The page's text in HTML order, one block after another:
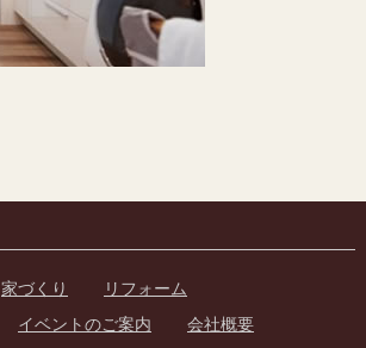
家づくり
リフォーム
イベントのご案内
会社概要